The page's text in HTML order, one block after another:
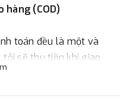
hàng (COD)
toán đều là một và
sẽ thu tiền khi giao
một phần giá trị đơn